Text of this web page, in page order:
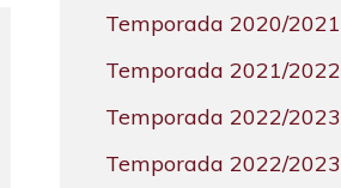
Temporada 2020/2021
Temporada 2021/2022
Temporada 2022/2023
Temporada 2022/2023